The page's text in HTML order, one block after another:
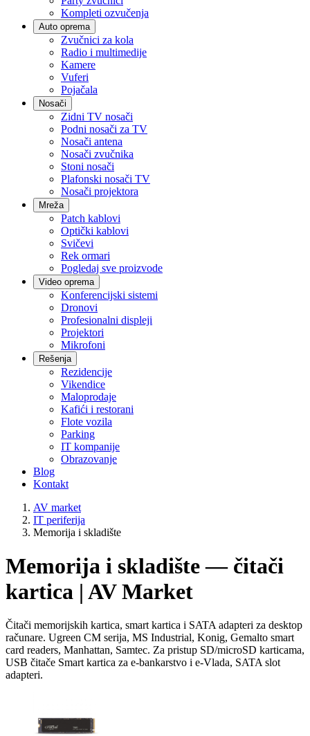
Kompleti ozvučenja
Auto oprema
Zvučnici za kola
Radio i multimedije
Kamere
Vuferi
Pojačala
Nosači
Zidni TV nosači
Podni nosači za TV
Nosači antena
Nosači zvučnika
Stoni nosači
Plafonski nosači TV
Nosači projektora
Mreža
Patch kablovi
Optički kablovi
Svičevi
Rek ormari
Pogledaj sve proizvode
Video oprema
Konferencijski sistemi
Dronovi
Profesionalni displeji
Projektori
Mikrofoni
Rešenja
Rezidencije
Vikendice
Maloprodaje
Kafići i restorani
Flote vozila
Parking
IT kompanije
Obrazovanje
Blog
Kontakt
AV market
IT periferija
Memorija i skladište
Memorija i skladište — čitači
kartica | AV Market
Čitači memorijskih kartica, smart kartica i SATA adapteri za desktop
računare. Ugreen CM serija, MS Industrial, Konig, Gemalto smart
card readers, Manhattan, Samtec. Za pristup SD/microSD karticama,
USB čitače Smart kartica za e-bankarstvo i e-Vlada, SATA slot
adapteri.